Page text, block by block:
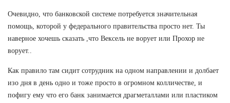
Очевидно, что банковской системе потребуется значительная
помощь, которой у федерального правительства просто нет. Ты
наверное хочешь сказать ,что Вексель не ворует или Прохор не
ворует..
Как правило там сидит сотрудник на одном направлении и долбает
изо дня в день одно и тоже просто в огромном колличестве, и
пофигу ему что его банк занимается драгметаллами или пластиком